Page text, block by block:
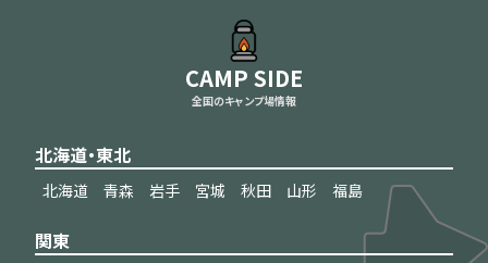
CAMP SIDE
全国のキャンプ場情報
北海道・東北
北海道 青森 岩手 宮城 秋田 山形 福島
関東